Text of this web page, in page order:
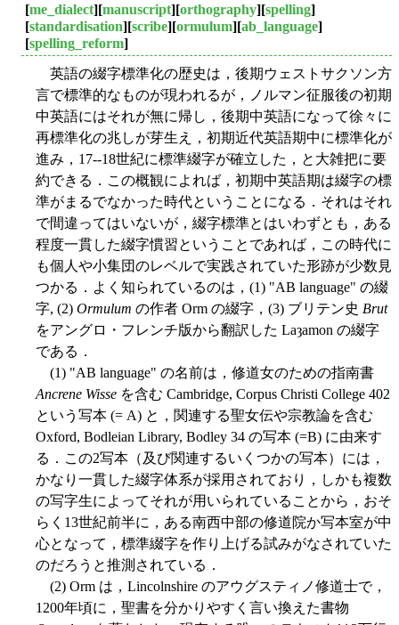
[me_dialect][manuscript][orthography][spelling]
[standardisation][scribe][ormulum][ab_language]
[spelling_reform]
英語の綴字標準化の歴史は，後期ウェストサクソン方
言で標準的なものが現われるが，ノルマン征服後の初期
中英語にはそれが無に帰し，後期中英語になって徐々に
再標準化の兆しが芽生え，初期近代英語期中に標準化が
進み，17--18世紀に標準綴字が確立した，と大雑把に要
約できる．この概観によれば，初期中英語期は綴字の標
準がまるでなかった時代ということになる．それはそれ
で間違ってはいないが，綴字標準とはいわずとも，ある
程度一貫した綴字慣習ということであれば，この時代に
も個人や小集団のレベルで実践されていた形跡が少数見
つかる．よく知られているのは，(1) "AB language" の綴
字, (2) Ormulum の作者 Orm の綴字，(3) ブリテン史 Brut
をアングロ・フレンチ版から翻訳した Laȝamon の綴字
である．
(1) "AB language" の名前は，修道女のための指南書
Ancrene Wisse を含む Cambridge, Corpus Christi College 402
という写本 (= A) と，関連する聖女伝や宗教論を含む
Oxford, Bodleian Library, Bodley 34 の写本 (=B) に由来す
る．この2写本（及び関連するいくつかの写本）には，
かなり一貫した綴字体系が採用されており，しかも複数
の写字生によってそれが用いられていることから，おそ
らく13世紀前半に，ある南西中部の修道院か写本室が中
心となって，標準綴字を作り上げる試みがなされていた
のだろうと推測されている．
(2) Orm は，Lincolnshire のアウグスティノ修道士で，
1200年頃に，聖書を分かりやすく言い換えた書物